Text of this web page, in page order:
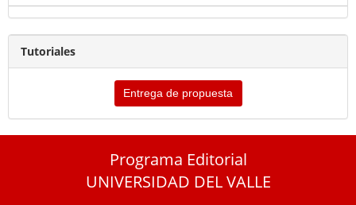
Tutoriales
Entrega de propuesta
Programa Editorial
UNIVERSIDAD DEL VALLE